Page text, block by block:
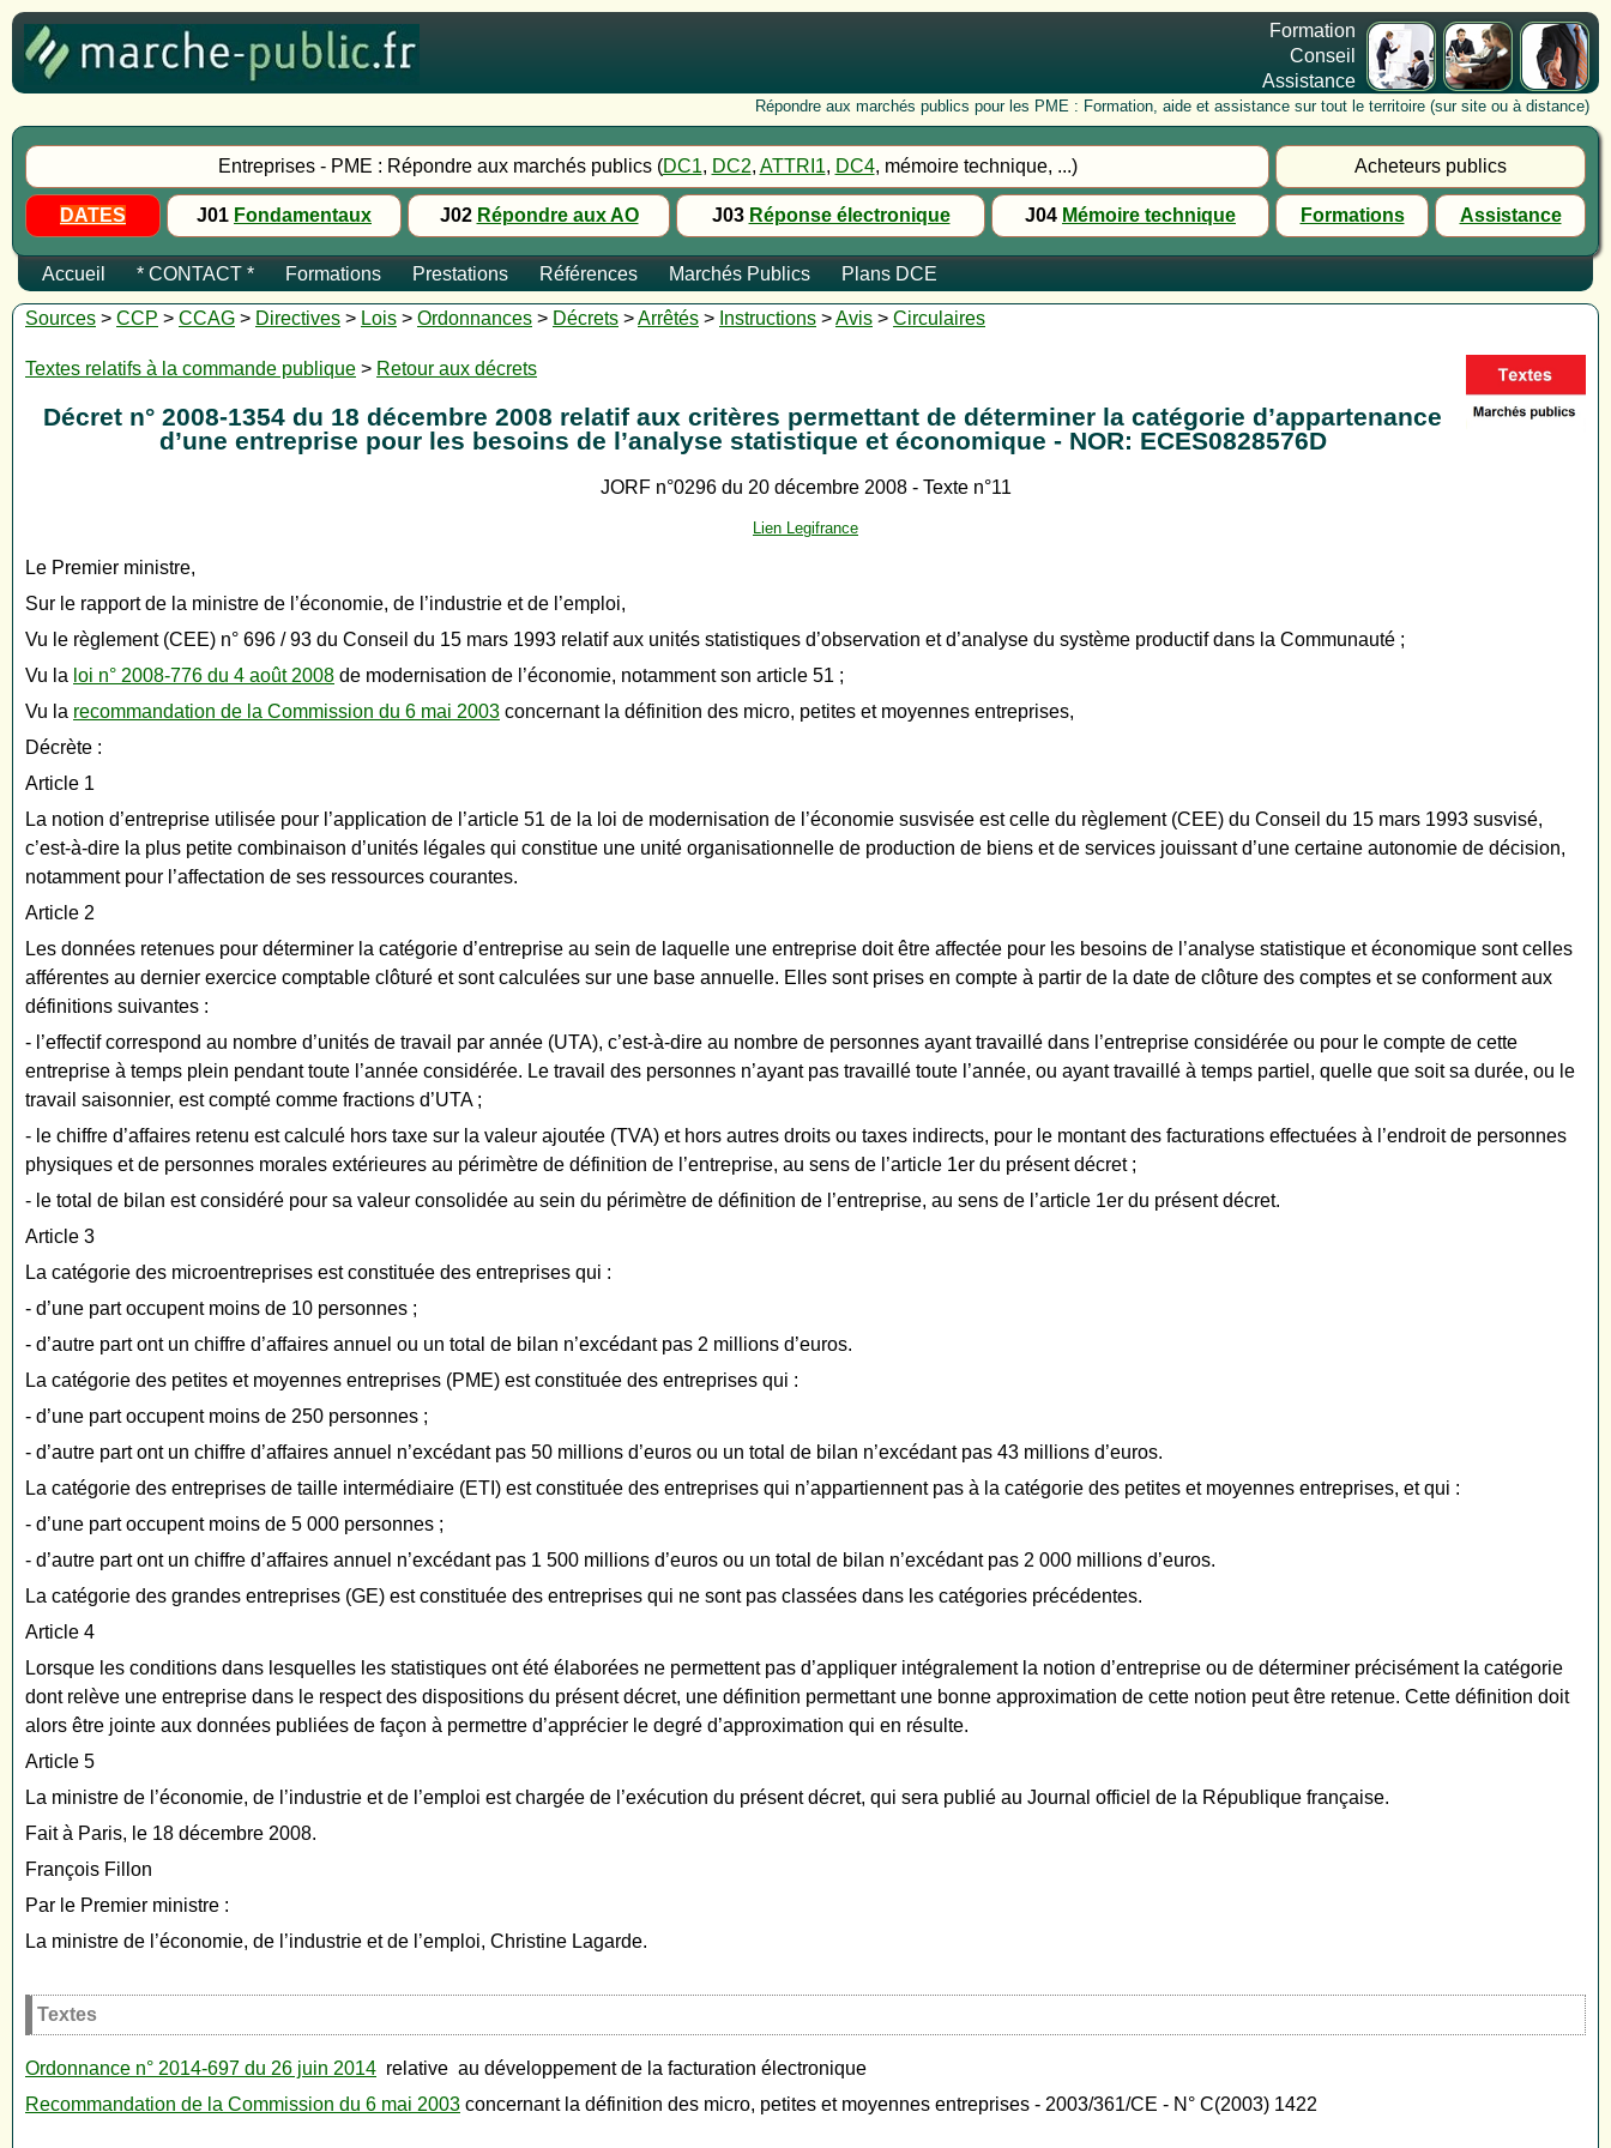
Formation
Conseil
Assistance
Répondre aux marchés publics pour les PME : Formation, aide et assistance sur tout le territoire (sur site ou à distance)
Entreprises - PME : Répondre aux marchés publics (DC1, DC2, ATTRI1, DC4, mémoire technique, ...) Acheteurs publics
DATES J01 Fondamentaux J02 Répondre aux AO J03 Réponse électronique J04 Mémoire technique Formations Assistance
Accueil * CONTACT * Formations Prestations Références Marchés Publics Plans DCE
Sources > CCP > CCAG > Directives > Lois > Ordonnances > Décrets >Arrêtés > Instructions >Avis > Circulaires
Textes relatifs à la commande publique > Retour aux décrets
Décret n° 2008-1354 du 18 décembre 2008 relatif aux critères permettant de déterminer la catégorie d’appartenance
d’une entreprise pour les besoins de l’analyse statistique et économique - NOR: ECES0828576D
JORF n°0296 du 20 décembre 2008 - Texte n°11
Lien Legifrance
Le Premier ministre,
Sur le rapport de la ministre de l’économie, de l’industrie et de l’emploi,
Vu le règlement (CEE) n° 696 / 93 du Conseil du 15 mars 1993 relatif aux unités statistiques d’observation et d’analyse du système productif dans la Communauté ;
Vu la loi n° 2008-776 du 4 août 2008 de modernisation de l’économie, notamment son article 51 ;
Vu la recommandation de la Commission du 6 mai 2003 concernant la définition des micro, petites et moyennes entreprises,
Décrète :
Article 1
La notion d’entreprise utilisée pour l’application de l’article 51 de la loi de modernisation de l’économie susvisée est celle du règlement (CEE) du Conseil du 15 mars 1993 susvisé,
c’est-à-dire la plus petite combinaison d’unités légales qui constitue une unité organisationnelle de production de biens et de services jouissant d’une certaine autonomie de décision,
notamment pour l’affectation de ses ressources courantes.
Article 2
Les données retenues pour déterminer la catégorie d’entreprise au sein de laquelle une entreprise doit être affectée pour les besoins de l’analyse statistique et économique sont celles
afférentes au dernier exercice comptable clôturé et sont calculées sur une base annuelle. Elles sont prises en compte à partir de la date de clôture des comptes et se conforment aux
définitions suivantes :
- l’effectif correspond au nombre d’unités de travail par année (UTA), c’est-à-dire au nombre de personnes ayant travaillé dans l’entreprise considérée ou pour le compte de cette
entreprise à temps plein pendant toute l’année considérée. Le travail des personnes n’ayant pas travaillé toute l’année, ou ayant travaillé à temps partiel, quelle que soit sa durée, ou le
travail saisonnier, est compté comme fractions d’UTA ;
- le chiffre d’affaires retenu est calculé hors taxe sur la valeur ajoutée (TVA) et hors autres droits ou taxes indirects, pour le montant des facturations effectuées à l’endroit de personnes
physiques et de personnes morales extérieures au périmètre de définition de l’entreprise, au sens de l’article 1er du présent décret ;
- le total de bilan est considéré pour sa valeur consolidée au sein du périmètre de définition de l’entreprise, au sens de l’article 1er du présent décret.
Article 3
La catégorie des microentreprises est constituée des entreprises qui :
- d’une part occupent moins de 10 personnes ;
- d’autre part ont un chiffre d’affaires annuel ou un total de bilan n’excédant pas 2 millions d’euros.
La catégorie des petites et moyennes entreprises (PME) est constituée des entreprises qui :
- d’une part occupent moins de 250 personnes ;
- d’autre part ont un chiffre d’affaires annuel n’excédant pas 50 millions d’euros ou un total de bilan n’excédant pas 43 millions d’euros.
La catégorie des entreprises de taille intermédiaire (ETI) est constituée des entreprises qui n’appartiennent pas à la catégorie des petites et moyennes entreprises, et qui :
- d’une part occupent moins de 5 000 personnes ;
- d’autre part ont un chiffre d’affaires annuel n’excédant pas 1 500 millions d’euros ou un total de bilan n’excédant pas 2 000 millions d’euros.
La catégorie des grandes entreprises (GE) est constituée des entreprises qui ne sont pas classées dans les catégories précédentes.
Article 4
Lorsque les conditions dans lesquelles les statistiques ont été élaborées ne permettent pas d’appliquer intégralement la notion d’entreprise ou de déterminer précisément la catégorie
dont relève une entreprise dans le respect des dispositions du présent décret, une définition permettant une bonne approximation de cette notion peut être retenue. Cette définition doit
alors être jointe aux données publiées de façon à permettre d’apprécier le degré d’approximation qui en résulte.
Article 5
La ministre de l’économie, de l’industrie et de l’emploi est chargée de l’exécution du présent décret, qui sera publié au Journal officiel de la République française.
Fait à Paris, le 18 décembre 2008.
François Fillon
Par le Premier ministre :
La ministre de l’économie, de l’industrie et de l’emploi, Christine Lagarde.
Textes
Ordonnance n° 2014-697 du 26 juin 2014 relative au développement de la facturation électronique
Recommandation de la Commission du 6 mai 2003 concernant la définition des micro, petites et moyennes entreprises - 2003/361/CE - N° C(2003) 1422